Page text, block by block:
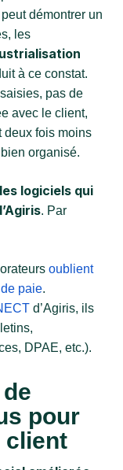
démontrer un
les
à ce constat.
pas de
avec le client,
deux fois moins
organisé.
logiciels qui
. Par
oublient
paie.
d’Agiris, ils
DPAE, etc.).
pour
client